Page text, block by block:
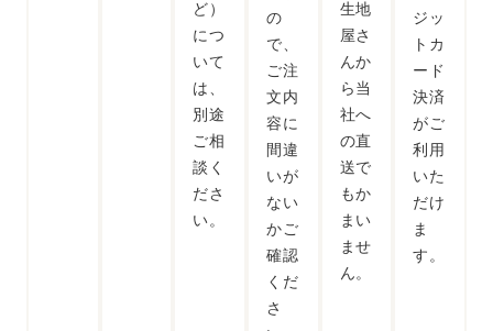
ど）
につ
いて
は、
別途
ご相
談く
ださ
い。
の
で、
ご注
文内
容に
間違
いが
ない
かご
確認
くだ
さ
生地
屋さ
んか
ら当
社へ
の直
送で
もか
まい
ませ
ん。
ジッ
トカ
ード
決済
がご
利用
いた
だけ
ま
す。